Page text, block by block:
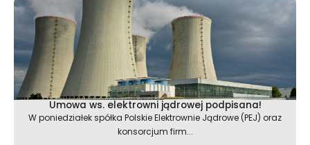
Umowa ws. elektrowni jądrowej podpisana!
W poniedziałek spółka Polskie Elektrownie Jądrowe (PEJ) oraz
konsorcjum firm...